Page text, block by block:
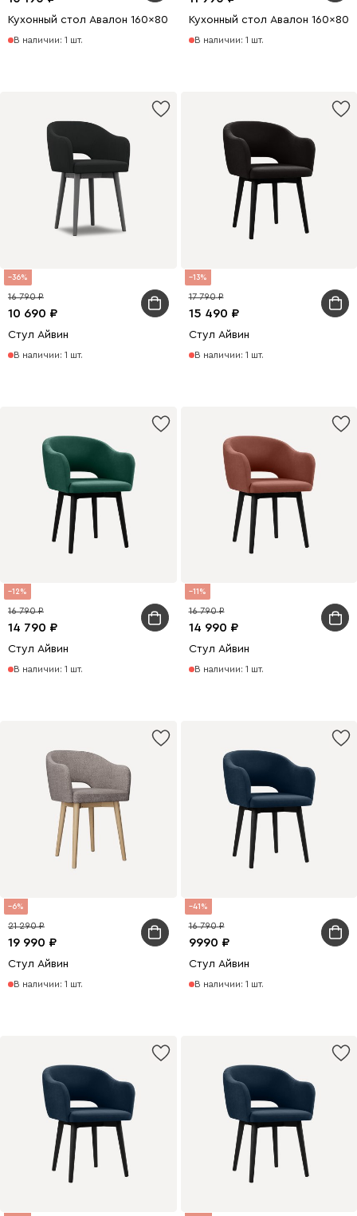
Кухонный стол Авалон 160x80 раскладной Белый/Натуральный
В наличии: 1 шт.
Кухонный стол Авалон
В наличии: 1 шт.
36
10 690
16 790
Стул Айвин
В наличии: 1 шт.
13
15 490
17 790
Стул Айвин
В наличии: 1 шт.
12
14 790
16 790
Стул Айвин
В наличии: 1 шт.
11
14 990
16 790
Стул Айвин
В наличии: 1 шт.
6
19 990
21 290
Стул Айвин
В наличии: 1 шт.
41
9990
16 790
Стул Айвин
В наличии: 1 шт.